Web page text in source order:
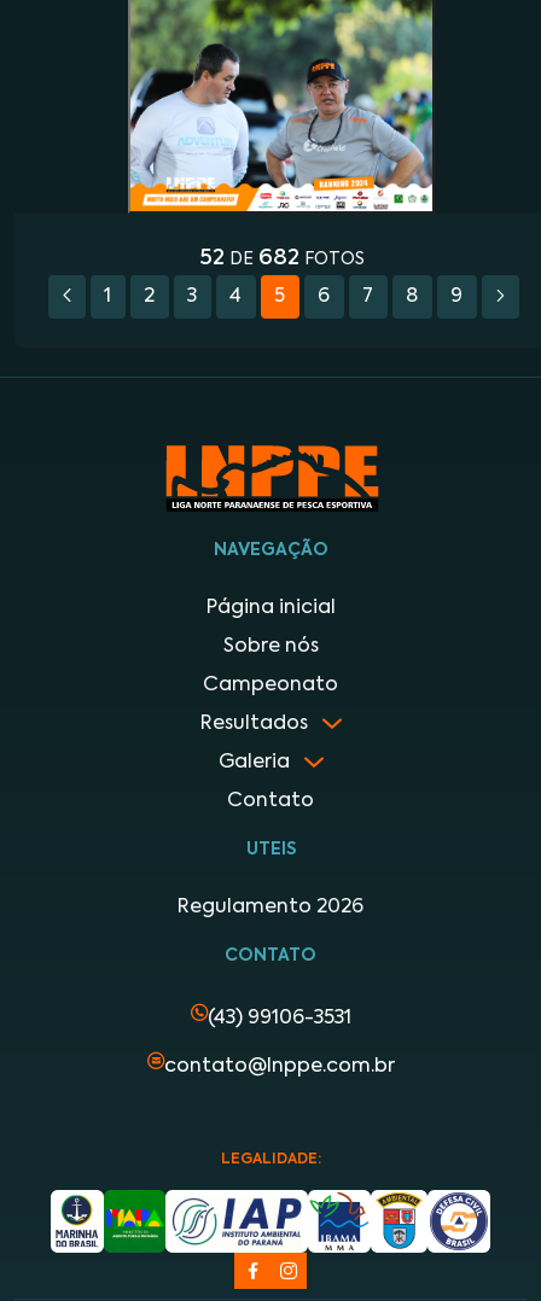
52 DE682 FOTOS
1 2 3 4 5 6 7 8 9
NAVEGAÇÃO
Página inicial
Sobre nós
Campeonato
Resultados
Galeria
Contato
UTEIS
Regulamento 2026
CONTATO
(43) 99106-3531
contato@lnppe.com.br
LEGALIDADE: